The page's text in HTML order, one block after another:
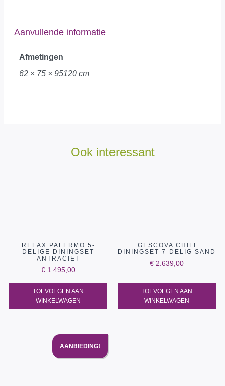
Aanvullende informatie
Afmetingen
62 × 75 × 95120 cm
Ook interessant
RELAX PALERMO 5-
DELIGE DININGSET
ANTRACIET
€ 1.495,00
TOEVOEGEN AAN
WINKELWAGEN
GESCOVA CHILI
DININGSET 7-DELIG SAND
€ 2.639,00
TOEVOEGEN AAN
WINKELWAGEN
AANBIEDING!